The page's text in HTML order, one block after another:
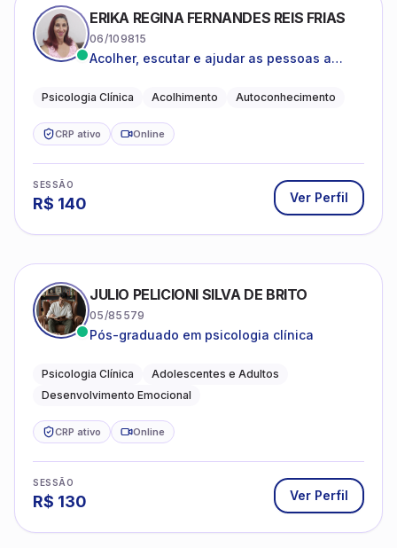
ERIKA REGINA FERNANDES REIS FRIAS
06/109815
Acolher, escutar e ajudar as pessoas a
Psicologia Clínica Acolhimento Autoconhecimento
CRP ativo Online
SESSÃO
R$ 140 Ver Perfil
JULIO PELICIONI SILVA DE BRITO
05/85579
Pós-graduado em psicologia clínica
Psicologia Clínica
Adolescentes e Adultos
Desenvolvimento Emocional
CRP ativo Online
SESSÃO
R$ 130 Ver Perfil